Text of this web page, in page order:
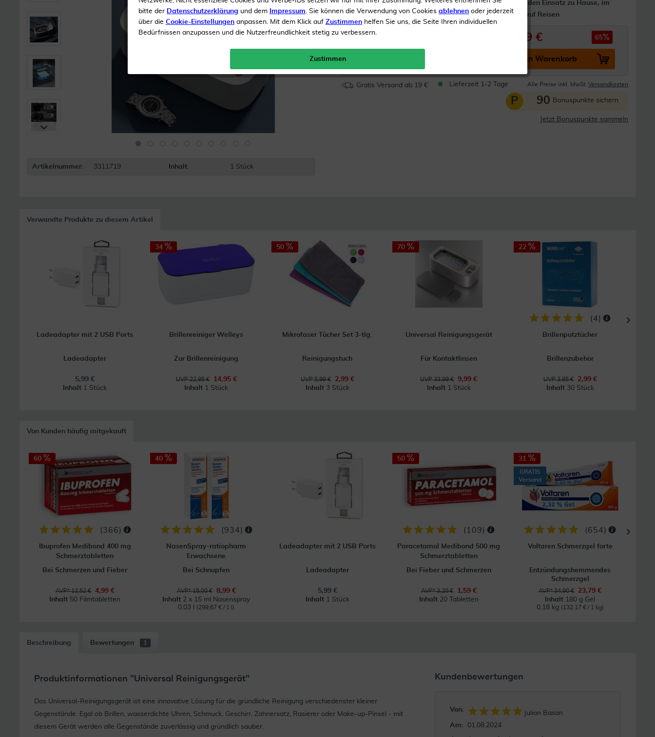
Drei Zeitmodi
Perfekt für den Einsatz zu Hause, im
Büro oder auf Reisen
Artikelnummer: 3311719 Inhalt: 1 Stück
9,99 € 65
In den Warenkorb
Gratis Versand ab 19 € Lieferzeit 1-2 Tage Alle Preise inkl. MwSt. Versandkosten
P 90 Bonuspunkte sichern
Jetzt Bonuspunkte sammeln
Verwandte Produkte zu diesem Artikel
Ladeadapter mit 2 USB Ports
Ladeadapter
5,99 €
Inhalt 1 Stück
34
Brillenreiniger Welleys
Zur Brillenreinigung
UVP 22,95 €
14,95 €
Inhalt 1 Stück
50
Mikrofaser Tücher Set 3-tlg.
Reinigungstuch
UVP 5,99 €
2,99 €
Inhalt 3 Stück
70
Universal Reinigungsgerät
Für Kontaktlinsen
UVP 33,99 €
9,99 €
Inhalt 1 Stück
22
(4)
Brillenputztücher
Brillenzubehör
UVP 3,85 €
2,99 €
Inhalt 30 Stück
Von Kunden häufig mitgekauft
60
(366)
Ibuprofen Medibond 400 mg
Schmerztabletten
Bei Schmerzen und Fieber
AVP* 12,52 €
4,99 €
Inhalt 50 Filmtabletten
40
(934)
NasenSpray-ratiopharm
Erwachsene
Bei Schnupfen
AVP* 15,00 €
8,99 €
Inhalt 2 x 15 ml Nasenspray
0.03 l
(299,67 € / 1 l)
Ladeadapter mit 2 USB Ports
Ladeadapter
5,99 €
Inhalt 1 Stück
50
( 109)
Paracetamol Medibond 500 mg
Schmerztabletten
Bei Fieber und Schmerzen
AVP* 3,20 €
1,59 €
Inhalt 20 Tabletten
31
GRATIS
Versand
(654)
Voltaren Schmerzgel forte
Entzündungshemmendes
Schmerzgel
AVP* 34,90 €
23,79 €
Inhalt 180 g Gel
0.18 kg (132,17 € / 1 kg)
Beschreibung Bewertungen 1
Produktinformationen "Universal Reinigungsgerät"
Das Universal-Reinigungsgerät ist eine innovative Lösung für die gründliche Reinigung verschiedenster kleiner
Gegenstände. Egal ob Brillen, wasserdichte Uhren, Schmuck, Geschirr, Zahnersatz, Rasierer oder Make-up-Pinsel - mit
diesem Gerät werden alle Gegenstände zuverlässig und gründlich sauber.
Kundenbewertungen
Von:
Julian Basan
Am:
01.08.2024
bitte der Datenschutzerklärung und dem Impressum. Sie können die Verwendung von Cookies ablehnen oder jederzeit
über die Cookie-Einstellungen anpassen. Mit dem Klick auf Zustimmen helfen Sie uns, die Seite Ihren individuellen
Bedürfnissen anzupassen und die Nutzerfreundlichkeit stetig zu verbessern.
Zustimmen